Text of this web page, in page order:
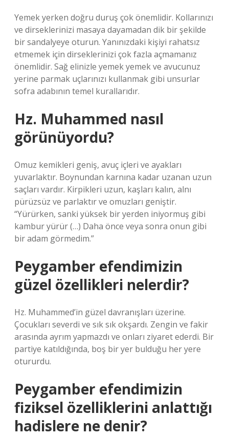
Yemek yerken doğru duruş çok önemlidir. Kollarınızı
ve dirseklerinizi masaya dayamadan dik bir şekilde
bir sandalyeye oturun. Yanınızdaki kişiyi rahatsız
etmemek için dirseklerinizi çok fazla açmamanız
önemlidir. Sağ elinizle yemek yemek ve avucunuz
yerine parmak uçlarınızı kullanmak gibi unsurlar
sofra adabının temel kurallarıdır.
Hz. Muhammed nasıl
görünüyordu?
Omuz kemikleri geniş, avuç içleri ve ayakları
yuvarlaktır. Boynundan karnına kadar uzanan uzun
saçları vardır. Kirpikleri uzun, kaşları kalın, alnı
pürüzsüz ve parlaktır ve omuzları geniştir.
“Yürürken, sanki yüksek bir yerden iniyormuş gibi
kambur yürür (…) Daha önce veya sonra onun gibi
bir adam görmedim.”
Peygamber efendimizin
güzel özellikleri nelerdir?
Hz. Muhammed’in güzel davranışları üzerine.
Çocukları severdi ve sık sık okşardı. Zengin ve fakir
arasında ayrım yapmazdı ve onları ziyaret ederdi. Bir
partiye katıldığında, boş bir yer bulduğu her yere
otururdu.
Peygamber efendimizin
fiziksel özelliklerini anlattığı
hadislere ne denir?